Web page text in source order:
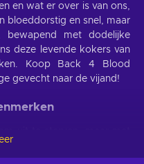
en wat er over is van ons,
bloeddorstig en snel, maar
bewapend met dodelijke
deze levende kokers van
Koop Back 4 Blood
gevecht naar de vijand!
het tij in uw voordeel
key, kunt u het volgende